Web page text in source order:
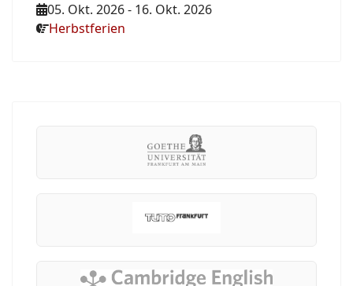
05. Okt. 2026- 16. Okt. 2026
Herbstferien